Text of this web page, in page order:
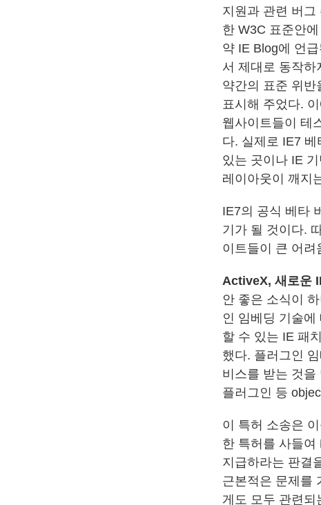
지원과 관련 버그
한 W3C 표준안
약 IE Blog에 언
서 제대로 동작하
약간의 표준 위반
표시해 주었다.
웹사이트들이 테
다. 실제로 IE7
있는 곳이나 IE
레이아웃이 깨지
IE7의 공식 베타
기가 될 것이다.
이트들이 큰 어려
ActiveX, 새로운
안 좋은 소식이
인 임베딩 기술에
할 수 있는 IE 패
했다. 플러그인
비스를 받는 것
플러그인 등
이 특허 소송은
한 특허를 사들여
지급하라는 판결
근본적은 문제를
게도 모두 관련